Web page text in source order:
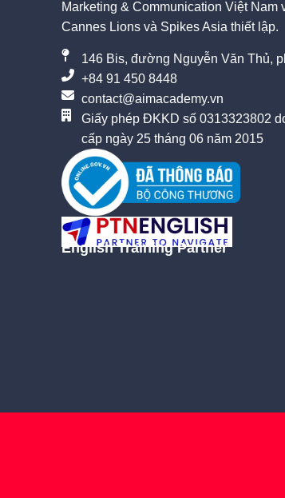
Marketing & Communication Việt
Cannes Lions và Spikes Asia thiết lập.
146 Bis, đường Nguyễn Văn Thủ,
+84 91 450 8448
contact@aimacademy.vn
Giấy phép ĐKKD số 0313323802
cấp ngày 25 tháng 06 năm 2015
English Training Partner